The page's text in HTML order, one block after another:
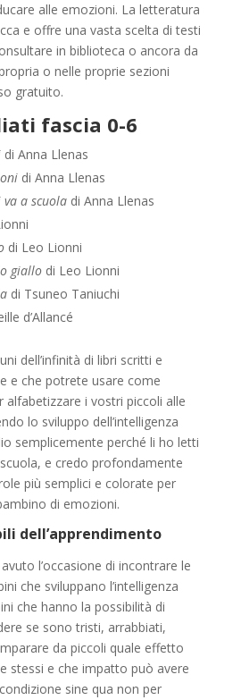
alle emozioni. La letteratura
e offre una vasta scelta di testi
in biblioteca o ancora da
o nelle proprie sezioni
gratuito.
fascia 0-6
di Anna Llenas
di Anna Llenas
a scuoladi Anna Llenas
di Leo Lionni
giallo di Leo Lionni
di Tsuneo Taniuchi
d’Allancé
dell’infinità di libri scritti e
e che potrete usare come
alfabetizzare i vostri piccoli alle
lo sviluppo dell’intelligenza
semplicemente perché li ho letti
e credo profondamente
più semplici e colorate per
di emozioni.
dell’apprendimento
l’occasione di incontrare le
che sviluppano l’intelligenza
che hanno la possibilità di
se sono tristi, arrabbiati,
da piccoli quale effetto
stessi e che impatto può avere
sine qua non per